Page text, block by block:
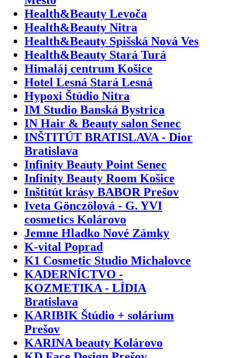
Health&Beauty Levoča
Health&Beauty Nitra
Health&Beauty Spišská Nová Ves
Health&Beauty Stará Turá
Himaláj centrum Košice
Hotel Lesná Stará Lesná
Hypoxi Štúdio Nitra
IM Studio Banská Bystrica
IN Hair & Beauty salon Senec
INŠTITÚT BRATISLAVA - Dior
Bratislava
Infinity Beauty Point Senec
Infinity Beauty Room Košice
Inštitút krásy BABOR Prešov
Iveta Gönczölová - G. YVI
cosmetics Kolárovo
Jemne Hladko Nové Zámky
K-vital Poprad
K1 Cosmetic Studio Michalovce
KADERNÍCTVO -
KOZMETIKA - LÍDIA
Bratislava
KARIBIK Štúdio + solárium
Prešov
KARINA beauty Kolárovo